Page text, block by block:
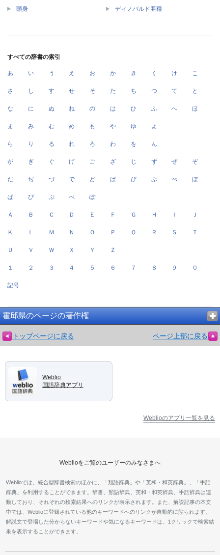
頭身 ディノバルド亜種
すべての辞書の索引
あ い う え お か き く け こ
さ し す せ そ た ち つ て と
な に ぬ ね の は ひ ふ へ ほ
ま み む め も や ゆ よ
ら り る れ ろ わ を ん
が ぎ ぐ げ ご ざ じ ず ぜ ぞ
だ ぢ づ で ど ば び ぶ べ ぼ
ぱ ぴ ぷ ぺ ぽ
Ａ Ｂ Ｃ Ｄ Ｅ Ｆ Ｇ Ｈ Ｉ Ｊ
Ｋ Ｌ Ｍ Ｎ Ｏ Ｐ Ｑ Ｒ Ｓ Ｔ
Ｕ Ｖ Ｗ Ｘ Ｙ Ｚ
１ ２ ３ ４ ５ ６ ７ ８ ９ ０
記号
霍邱県のページの著作権
トップページに戻る ページ上部に戻る
Weblio
国語辞典アプリ
Weblioのアプリ一覧を見る
Weblioをご覧のユーザーのみなさまへ
Weblioでは、統合型辞書検索のほかに、「類語辞典」や「英和・和英辞典」、「手話
辞典」を利用することができます。辞書、類語辞典、英和・和英辞典、手話辞典は連
動しており、それぞれの検索結果へのリンクが表示されます。また、解説記事の本文
中では、Weblioに登録されている他のキーワードへのリンクが自動的に貼られます。
解説文で登場した分からないキーワードや気になるキーワードは、1クリックで検索結
果を表示することができます。